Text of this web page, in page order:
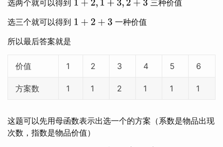
选两个就可以得到 1+2, 1+ 3, 2+ 3
三种价值
选三个就可以得到 1+2+3
一种价值
所以最后答案就是
价值 1 2 3 4 5 6
方案数 1 1 2 1 1 1
这题可以先用母函数表示出选一个的方案（系数是物品出现
次数，指数是物品价值）